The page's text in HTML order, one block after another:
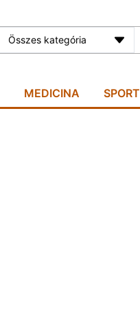
Összes kategória
MEDICINA SPORT